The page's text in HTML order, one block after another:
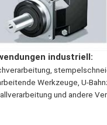
industriell:
Werkzeuge, U-
und andere